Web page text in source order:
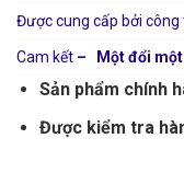
Được cung cấp bởi
Cam kết – Một đổi một
Sản phẩm chính
Được kiểm tra